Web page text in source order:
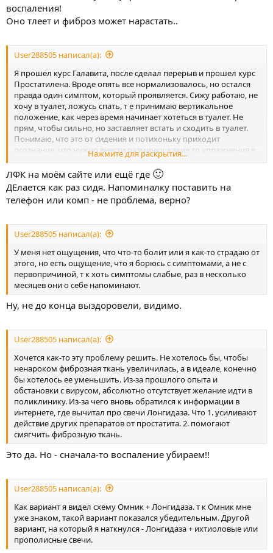
прошу прощения, у меня нет фотографии документа, но
осталась заметка в телефоне - Эхо признаки фиброзных
изменений в паренхиме предстательной железы. трузи в
Врач тогда сказал, что ничего страшного, мол такое бывает и
жить с этим можно. В заключении у меня стоял пиелонефрит и
прописали свечи Галавит.
воспаления!
Оно тлеет и фиброз может нарастать..
User288505 написал(а):
Я прошел курс Галавита, после сделал перерыв и прошел курс
Простатилена. Вроде опять все нормализовалось, но остался
правда один симптом, который проявляется. Сижу работаю, не
хочу в туалет, ложусь спать, т е принимаю вертикальное
положение, как через время начинает хотеться в туалет. Не
прям, чтобы сильно, но заставляет встать и сходить в туалет.
Понимаю, что это от сидения и потихоньку приходит
осознание, что нужно внести разминку, какие то упражнения в
повседневку. Т к сейчас все еще больше перешло на удаленку,
теперь в сидячем положении провожу больше времени, чем
раньше.
Нажмите для раскрытия...
ЛФК на моём сайте или ещё где 🙂
ДЕлается как раз сидя. Напоминалку поставить на
телефон или комп - не проблема, верно?
User288505 написал(а):
У меня нет ощущения, что что-то болит или я как-то страдаю от
этого, но есть ощущение, что я борюсь с симптомами, а не с
первопричиной, т к хоть симптомы слабые, раз в несколько
месяцев они о себе напоминают.
Ну, не до конца выздоровели, видимо.
User288505 написал(а):
Хочется как-то эту проблему решить. Не хотелось бы, чтобы
ненароком фиброзная ткань увеличилась, а в идеале, конечно
бы хотелось ее уменьшить. Из-за прошлого опыта и
обстановки с вирусом, абсолютно отсутствует желание идти в
поликлинику. Из-за чего вновь обратился к информации в
интернете, где вычитал про свечи Лонгидаза. Что 1. усиливают
действие других препаратов от простатита. 2. помогают
смягчить фиброзную ткань.
Это да. Но - сначала-то воспаление убираем!!
User288505 написал(а):
Как вариант я видел схему Омник + Лонгидаза. т к Омник мне
уже знаком, такой вариант показался убедительным. Другой
вариант, на который я наткнулся - Лонгидаза + ихтиоловые или
прополисные свечи.